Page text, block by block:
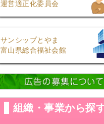
運営適正化委員会
サンシップとやま
富山県総合福祉会館
組織・事業から探